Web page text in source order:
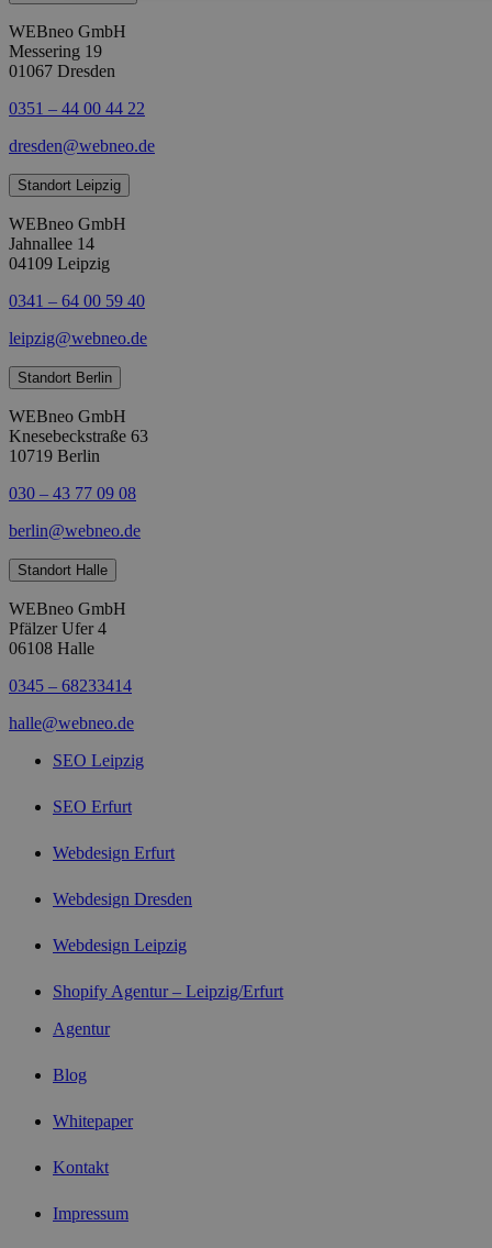
WEBneo GmbH
Messering 19
01067 Dresden
0351 – 44 00 44 22
dresden@webneo.de
Standort Leipzig
WEBneo GmbH
Jahnallee 14
04109 Leipzig
0341 – 64 00 59 40
leipzig@webneo.de
Standort Berlin
WEBneo GmbH
Knesebeckstraße 63
10719 Berlin
030 – 43 77 09 08
berlin@webneo.de
Standort Halle
WEBneo GmbH
Pfälzer Ufer 4
06108 Halle
0345 – 68233414
halle@webneo.de
SEO Leipzig
SEO Erfurt
Webdesign Erfurt
Webdesign Dresden
Webdesign Leipzig
Shopify Agentur – Leipzig/Erfurt
Agentur
Blog
Whitepaper
Kontakt
Impressum